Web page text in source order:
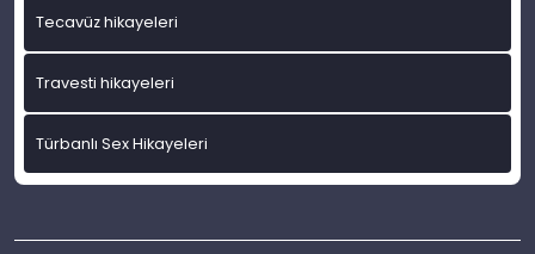
Tecavüz hikayeleri
Travesti hikayeleri
Türbanlı Sex Hikayeleri